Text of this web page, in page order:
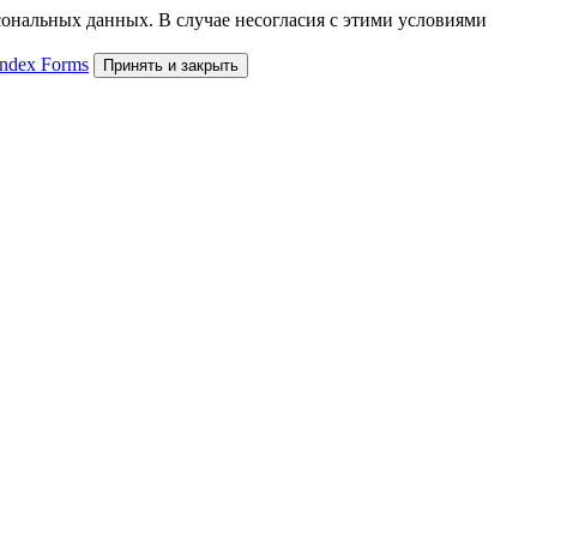
данных. В случае несогласия с этими условиями
Forms Принять и закрыть